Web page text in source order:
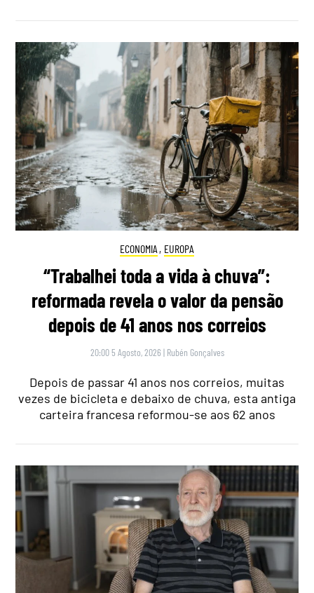
ECONOMIA , EUROPA
“Trabalhei toda a vida à chuva”:
reformada revela o valor da pensão
depois de 41 anos nos correios
20:00 5 Agosto, 2026 | Rubén Gonçalves
Depois de passar 41 anos nos correios, muitas
vezes de bicicleta e debaixo de chuva, esta antiga
carteira francesa reformou-se aos 62 anos